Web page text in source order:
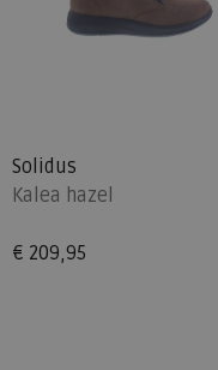
Solidus
Kalea hazel
€ 209,95